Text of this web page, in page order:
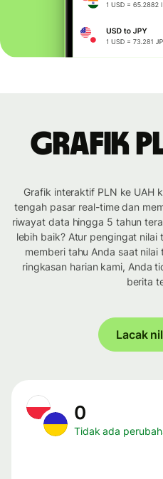
Grafik
Grafik interaktif PLN ke UAH
tengah pasar real-time dan
riwayat data hingga 5 tahun
lebih baik? Atur pengingat nilai
memberi tahu Anda saat
ringkasan harian kami, Anda
berita
Lacak
0
Tidak ada